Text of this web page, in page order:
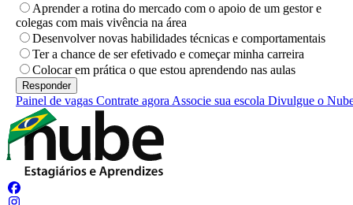
Aprender a rotina do mercado com o apoio de um gestor e
colegas com mais vivência na área
Desenvolver novas habilidades técnicas e comportamentais
Ter a chance de ser efetivado e começar minha carreira
Colocar em prática o que estou aprendendo nas aulas
Painel de vagas Contrate agora Associe sua escola Divulgue o